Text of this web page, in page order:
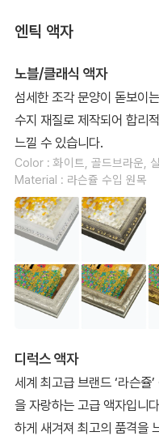
엔틱 액자
노블/클래식 액자
섬세한 조각 문양이 돋보이
수지 재질로 제작되어 합리
느낄 수 있습니다.
Color : 화이트, 골드브라운,
Material : 라슨쥴 수입 원목
디럭스 액자
세계 최고급 브랜드 ‘라슨쥴
을 자랑하는 고급 액자입니
하게 새겨져 최고의 품격을